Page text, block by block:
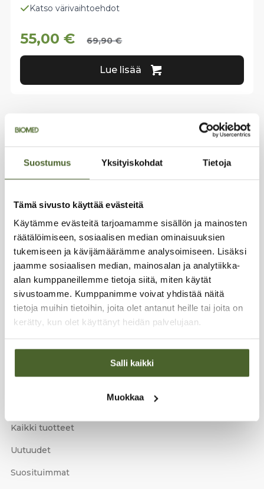
Suostumus Yksityiskohdat Tietoja
Tämä sivusto käyttää evästeitä
Käytämme evästeitä tarjoamamme sisällön ja mainosten
räätälöimiseen, sosiaalisen median ominaisuuksien
tukemiseen ja kävijämäärämme analysoimiseen. Lisäksi
jaamme sosiaalisen median, mainosalan ja analytiikka-
alan kumppaneillemme tietoja siitä, miten käytät
sivustoamme. Kumppanimme voivat yhdistää näitä
tietoja muihin tietoihin, joita olet antanut heille tai joita on
kerätty, kun olet käyttänyt heidän palvelujaan.
Salli kaikki
Muokkaa
Katso värivaihtoehdot
55,00€ 69,90€
Lue lisää
Tehdas & varasto:Sirrikuja 4 D,
Toimisto:Sirrikuja 4 A (3. krs.)
Puh. 040 04 13 105
info@biomed.fi
TILAA UUTISKIRJE
Email
*
Tilaamalla uutiskirjeen saat ilmaisen toimituksen
ensimmäiseen tilaukseesi!
Kaikki tuotteet
Uutuudet
Suosituimmat